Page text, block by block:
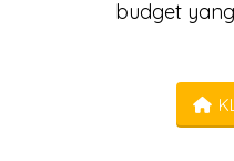
budget